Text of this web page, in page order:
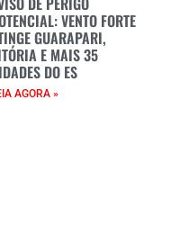
VENTO FORTE
GUARAPARI,
E MAIS 35
DO ES
AGORA »